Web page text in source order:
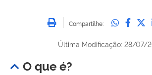
Imprimir
Compartilhe:
Última Modificação: 28/07/
O que é?